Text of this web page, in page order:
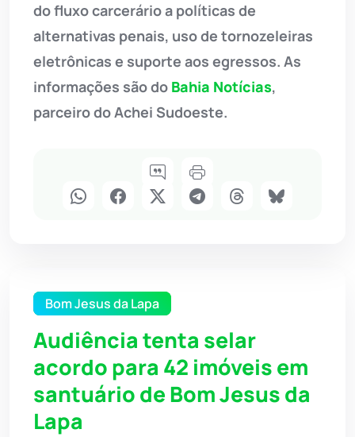
do fluxo carcerário a políticas de
alternativas penais, uso de tornozeleiras
eletrônicas e suporte aos egressos. As
informações são do Bahia Notícias,
parceiro do Achei Sudoeste.
Bom Jesus da Lapa
Audiência tenta selar
acordo para 42 imóveis em
santuário de Bom Jesus da
Lapa